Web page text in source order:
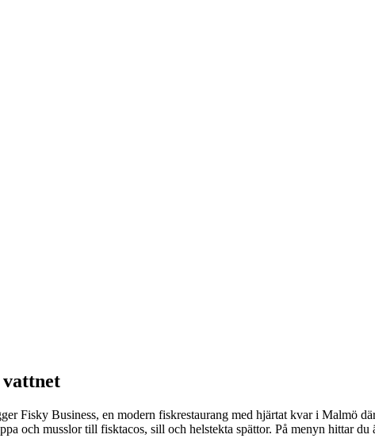
Fisky Business, en modern fiskrestaurang med hjärtat kvar i Malmö
och musslor till fisktacos, sill och helstekta spättor. På menyn hittar